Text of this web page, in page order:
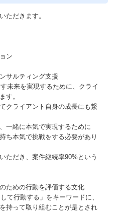
ただきます。
ン
サルティング支援
未来を実現するために、クライ
す。
クライアント自身の成長にも繋
一緒に本気で実現するために
ち本気で挑戦をする必要があり
ただき、案件継続率90%という
めの行動を評価する文化
て行動する」をキーワードに、
持って取り組むことが是とされ